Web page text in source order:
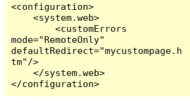
<configuration>
    <system.web>
        <customErrors
mode="RemoteOnly"
defaultRedirect="mycustompage.h
tm"/>
    </system.web>
</configuration>